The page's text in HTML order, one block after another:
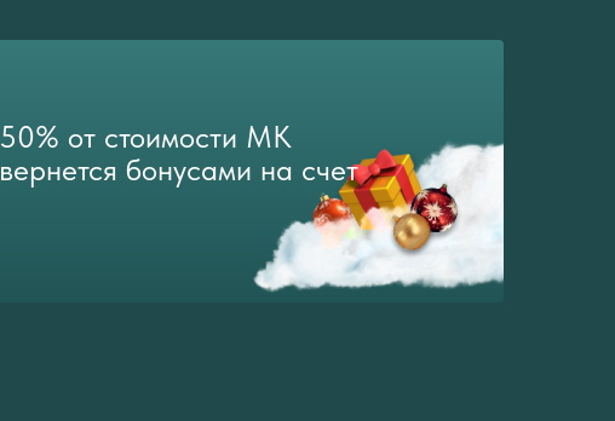
50% от стоимости МК
вернется бонусами на счет